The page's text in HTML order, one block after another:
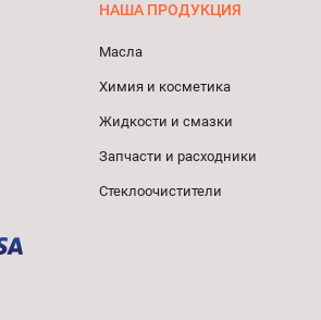
НАША ПРОДУКЦИЯ
Масла
Химия и косметика
Жидкости и смазки
Запчасти и расходники
Стеклоочистители